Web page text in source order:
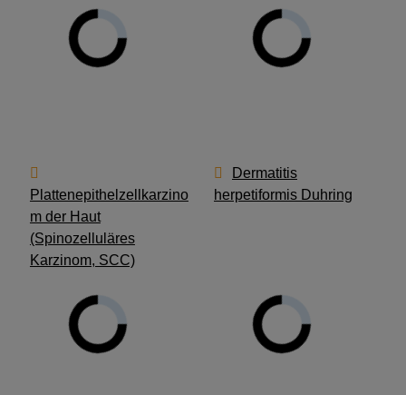
Plattenepithelzellkarzino
m der Haut
(Spinozelluläres
Karzinom, SCC)
Dermatitis
herpetiformis Duhring